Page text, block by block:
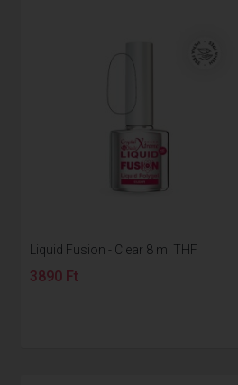
Liquid Fusion - Clear 8 ml THF
3890 Ft